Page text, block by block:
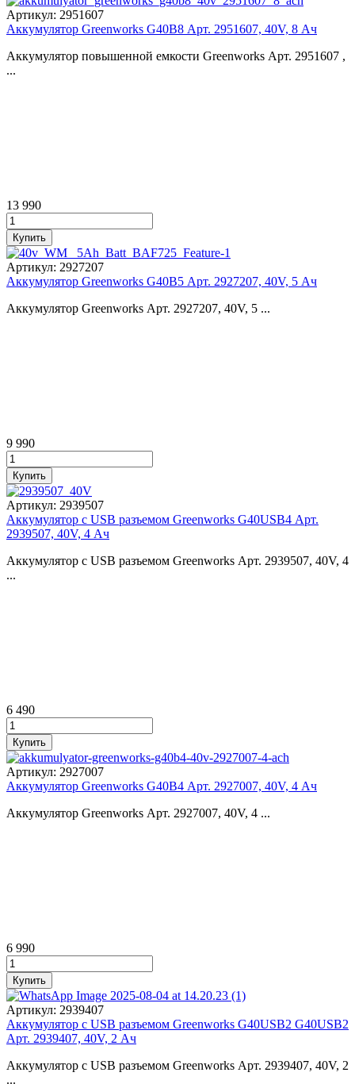
Артикул: 2951607
Аккумулятор Greenworks G40B8 Арт. 2951607, 40V, 8 Ач
Аккумулятор повышенной емкости Greenworks Арт. 2951607 ,
...
13 990
Артикул: 2927207
Аккумулятор Greenworks G40B5 Арт. 2927207, 40V, 5 Ач
Аккумулятор Greenworks Арт. 2927207, 40V, 5 ...
9 990
Артикул: 2939507
Аккумулятор с USB разъемом Greenworks G40USB4 Арт.
2939507, 40V, 4 Ач
Аккумулятор с USB разъемом Greenworks Арт. 2939507, 40V, 4
...
6 490
Артикул: 2927007
Аккумулятор Greenworks G40B4 Арт. 2927007, 40V, 4 Ач
Аккумулятор Greenworks Арт. 2927007, 40V, 4 ...
6 990
Артикул: 2939407
Аккумулятор с USB разъемом Greenworks G40USB2 G40USB2
Арт. 2939407, 40V, 2 Ач
Аккумулятор с USB разъемом Greenworks Арт. 2939407, 40V, 2
...